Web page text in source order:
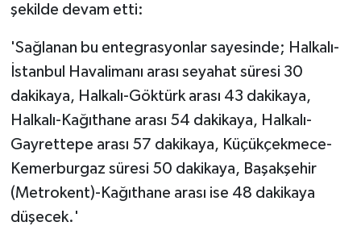
şekilde devam etti:
'Sağlanan bu entegrasyonlar sayesinde; Halkalı-
İstanbul Havalimanı arası seyahat süresi 30
dakikaya, Halkalı-Göktürk arası 43 dakikaya,
Halkalı-Kağıthane arası 54 dakikaya, Halkalı-
Gayrettepe arası 57 dakikaya, Küçükçekmece-
Kemerburgaz süresi 50 dakikaya, Başakşehir
(Metrokent)-Kağıthane arası ise 48 dakikaya
düşecek.'